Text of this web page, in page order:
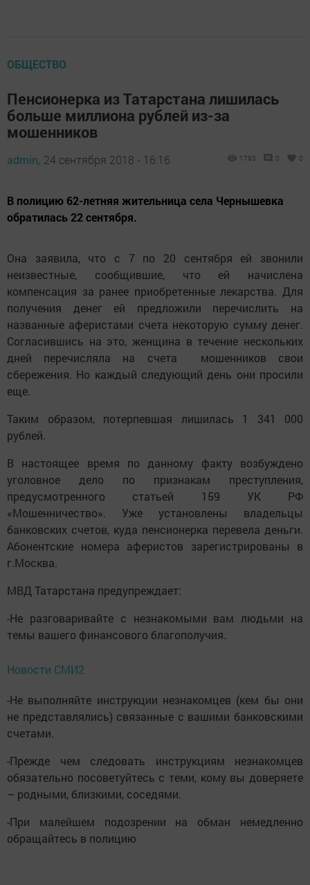
ОБЩЕСТВО
Пенсионерка из Татарстана лишилась
больше миллиона рублей из-за
мошенников
admin, 24 сентября 2018 - 16:16 1793 0 0
В полицию 62-летняя жительница села Чернышевка
обратилась 22 сентября.
Она заявила, что с 7 по 20 сентября ей звонили
неизвестные, сообщившие, что ей начислена
компенсация за ранее приобретенные лекарства. Для
получения денег ей предложили перечислить на
названные аферистами счета некоторую сумму денег.
Согласившись на это, женщина в течение нескольких
дней перечисляла на счета мошенников свои
сбережения. Но каждый следующий день они просили
еще.
Таким образом, потерпевшая лишилась 1 341 000
рублей.
В настоящее время по данному факту возбуждено
уголовное дело по признакам преступления,
предусмотренного статьей 159 УК РФ
«Мошенничество». Уже установлены владельцы
банковских счетов, куда пенсионерка перевела деньги.
Абонентские номера аферистов зарегистрированы в
г.Москва.
МВД Татарстана предупреждает:
-Не разговаривайте с незнакомыми вам людьми на
темы вашего финансового благополучия.
Новости СМИ2
-Не выполняйте инструкции незнакомцев (кем бы они
не представлялись) связанные с вашими банковскими
счетами.
-Прежде чем следовать инструкциям незнакомцев
обязательно посоветуйтесь с теми, кому вы доверяете
– родными, близкими, соседями.
-При малейшем подозрении на обман немедленно
обращайтесь в полицию